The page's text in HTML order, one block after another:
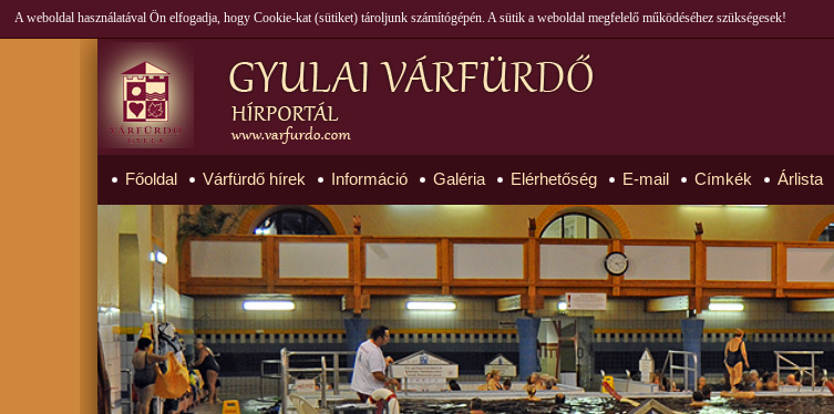
A weboldal használatával Ön elfogadja, hogy Cookie-kat (sütiket) tároljunk számítógépén. A sütik a weboldal megfelelő működéséhez szükségesek!
Főoldal Várfürdő hírek Információ Galéria Elérhetőség E-mail Címkék Árlista